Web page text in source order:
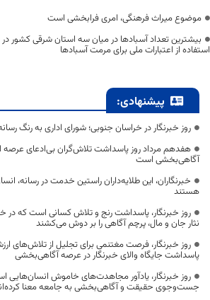
موضوع میراث فرهنگی، امری فرابخشی است
بیشترین تعداد آسبادها در میان سه استان شرقی کشور
استفاده از اعتبارات ملی برای مرمت آسبادها
پیشنهادی:
روز خبرنگار در خراسان جنوبی؛ شورای اداری به رنگ
هفدهم مرداد روز پاسداشت تلاش‌گران بی‌ادعای عرصه
آگاهی‌بخشی است
خبرنگاران، این طلایه‌داران راستین خدمت در رسانه،
هستند
روز خبرنگار، پاسداشت رنج و تلاش کسانی است که در
نثار جان و مال، پرچم آگاهی را بر دوش می‌کشند
روز خبرنگار، فرصت مغتنمی برای تجلیل از تلاش‌های
پاسداشت جایگاه والای خبرنگار در عرصه آگاهی‌بخشی
روز خبرنگار، یادآور مجاهدت‌های خاموش انسان‌هایی
جست‌وجوی حقیقت و آگاهی‌بخشی به جامعه معنا